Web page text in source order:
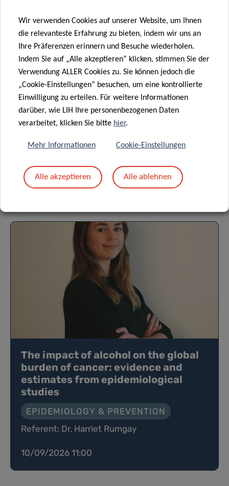
Datenschutz
Lesen Sie mehr über den „Datenschutzhinweis:
Verarbeitung personenbezogener Daten im Rahmen der
Organisation von Veranstaltungen“.
The impact of alcohol on the global
burden of cancer: evidence and
estimates from epidemiological
studies
EPIDEMIOLOGY & PREVENTION
Referent: Dr. Harriet Rumgay
10/09/2026 11:00
Wir verwenden Cookies auf unserer Website, um Ihnen
die relevanteste Erfahrung zu bieten, indem wir uns an
Ihre Präferenzen erinnern und Besuche wiederholen.
Indem Sie auf „Alle akzeptieren“ klicken, stimmen Sie der
Verwendung ALLER Cookies zu. Sie können jedoch die
„Cookie-Einstellungen“ besuchen, um eine kontrollierte
Einwilligung zu erteilen. Für weitere Informationen
darüber, wie LIH Ihre personenbezogenen Daten
verarbeitet, klicken Sie bitte hier.
Mehr Informationen Cookie-Einstellungen
Alle akzeptieren Alle ablehnen